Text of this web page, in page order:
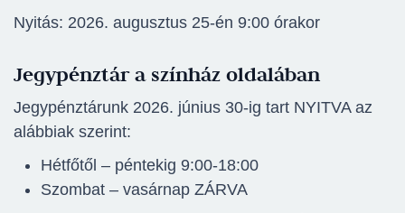
Nyitás: 2026. augusztus 25-én 9:00 órakor
Jegypénztár a színház oldalában
Jegypénztárunk 2026. június 30-ig tart NYITVA az
alábbiak szerint:
Hétfőtől – péntekig 9:00-18:00
Szombat – vasárnap ZÁRVA